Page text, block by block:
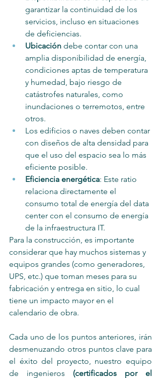
garantizar la continuidad de los
servicios, incluso en situaciones
de deficiencias.
Ubicación debe contar con una
amplia disponibilidad de energía,
condiciones aptas de temperatura
y humedad, bajo riesgo de
catástrofes naturales, como
inundaciones o terremotos, entre
otros.
Los edificios o naves deben contar
con diseños de alta densidad para
que el uso del espacio sea lo más
eficiente posible.
Eficiencia energética: Este ratio
relaciona directamente el
consumo total de energía del data
center con el consumo de energía
de la infraestructura IT.
Para la construcción, es importante
considerar que hay muchos sistemas y
equipos grandes (como generadores,
UPS, etc.) que toman meses para su
fabricación y entrega en sitio, lo cual
tiene un impacto mayor en el
calendario de obra.
Cada uno de los puntos anteriores, irán
desmenuzando otros puntos clave para
el éxito del proyecto, nuestro equipo
de ingenieros (certificados por el